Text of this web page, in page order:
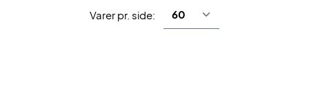
Varer pr. side: